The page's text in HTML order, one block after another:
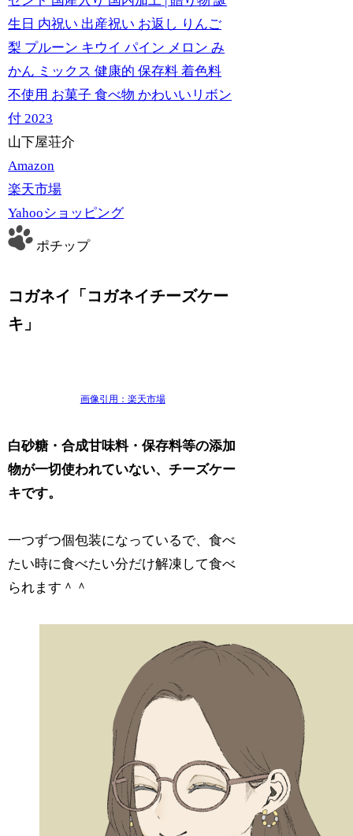
生日 内祝い 出産祝い お返し りんご
梨 プルーン キウイ パイン メロン み
かん ミックス 健康的 保存料 着色料
不使用 お菓子 食べ物 かわいいリボン
付 2023
山下屋荘介
Amazon
楽天市場
Yahooショッピング
ポチップ
コガネイ「コガネイチーズケー
キ」
画像引用：楽天市場
白砂糖・合成甘味料・保存料等の添加
物が一切使われていない、チーズケー
キです。
一つずつ個包装になっているで、食べ
たい時に食べたい分だけ解凍して食べ
られます＾＾